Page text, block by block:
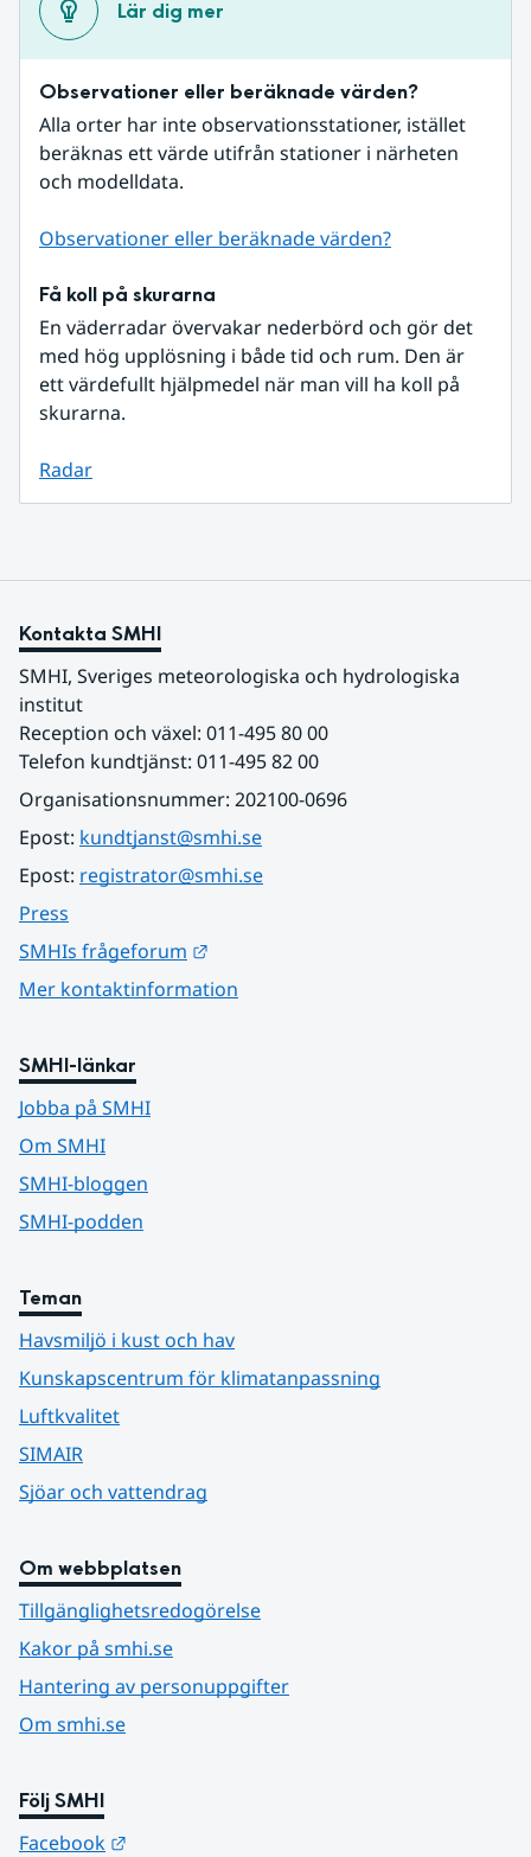
Lär dig mer
Observationer eller beräknade värden?
Alla orter har inte observationsstationer, istället
beräknas ett värde utifrån stationer i närheten
och modelldata.
Observationer eller beräknade värden?
Få koll på skurarna
En väderradar övervakar nederbörd och gör det
med hög upplösning i både tid och rum. Den är
ett värdefullt hjälpmedel när man vill ha koll på
skurarna.
Radar
Kontakta SMHI
SMHI, Sveriges meteorologiska och hydrologiska
institut
Reception och växel: 011-495 80 00
Telefon kundtjänst: 011-495 82 00
Organisationsnummer: 202100-0696
Epost: kundtjanst@smhi.se
Epost: registrator@smhi.se
Press
SMHIs frågeforum
Mer kontaktinformation
SMHI-länkar
Jobba på SMHI
Om SMHI
SMHI-bloggen
SMHI-podden
Teman
Havsmiljö i kust och hav
Kunskapscentrum för klimatanpassning
Luftkvalitet
SIMAIR
Sjöar och vattendrag
Om webbplatsen
Tillgänglighetsredogörelse
Kakor på smhi.se
Hantering av personuppgifter
Om smhi.se
Följ SMHI
Facebook